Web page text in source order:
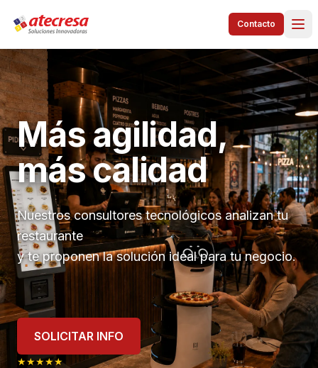
Contacto
Más agilidad,
más calidad
Nuestros consultores tecnológicos analizan tu
restaurante
y te proponen la solución ideal para tu negocio.
SOLICITAR INFO
★★★★★